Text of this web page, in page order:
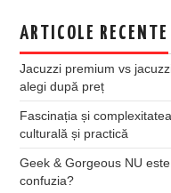
ARTICOLE RECENTE
Jacuzzi premium vs
alegi după preț
Fascinația și
culturală și practică
Geek & Gorgeous NU
confuzia?